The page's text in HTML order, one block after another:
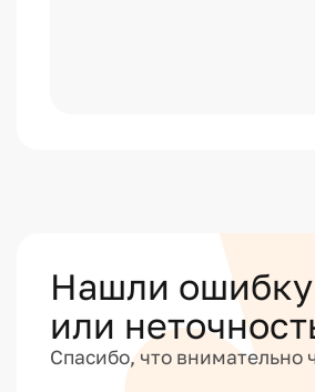
Нашли ошибку
или
Спасибо, что внимательно